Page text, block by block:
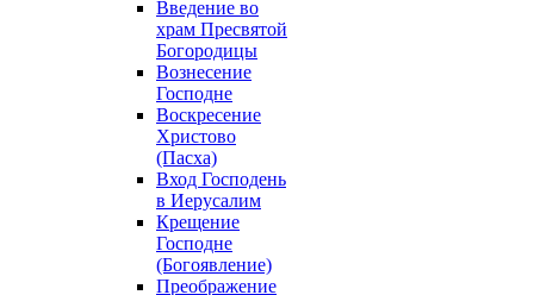
Введение во
храм Пресвятой
Богородицы
Вознесение
Господне
Воскресение
Христово
(Пасха)
Вход Господень
в Иерусалим
Крещение
Господне
(Богоявление)
Преображение